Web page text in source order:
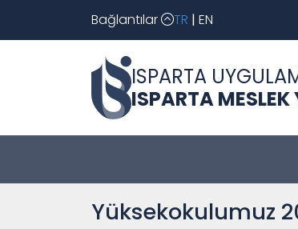
Bağlantılar TR | EN
ISPARTA
ISPARTA MESLEK
Yüksekokulumuz